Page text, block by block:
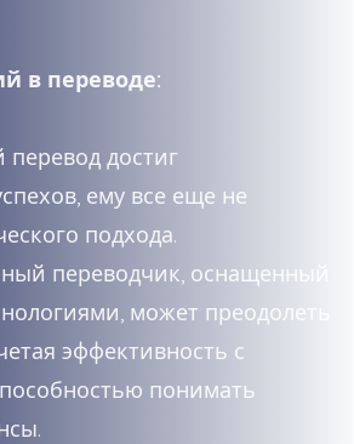
в переводе:
достиг
ему все еще не
подхода.
переводчик, оснащенный
может преодолеть
эффективность с
понимать